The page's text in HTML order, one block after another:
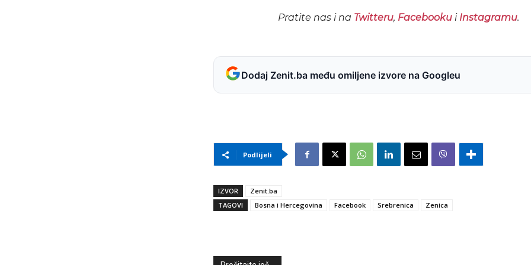
Pratite nas i na Twitteru, Facebookui Instagramu.
Dodaj Zenit.ba među omiljene izvore na Googleu
Podlijeli
IZVOR
Zenit.ba
TAGOVI
Bosna i Hercegovina Facebook Srebrenica Zenica